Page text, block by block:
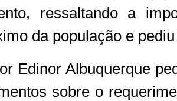
ressaltando a
da população e
Edinor Albuquerque
sobre o